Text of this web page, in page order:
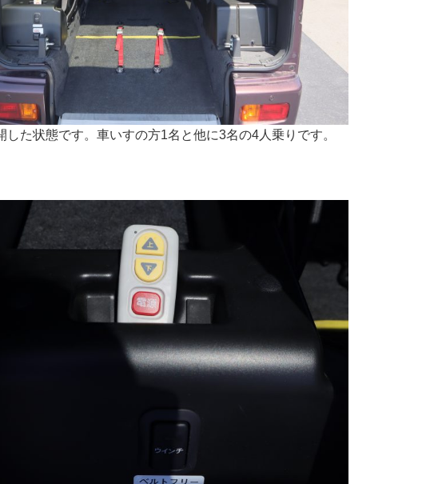
した状態です。車いすの方1名と他に3名の4人乗りです。